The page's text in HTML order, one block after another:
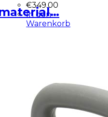
€349.00
In den
Warenkorb